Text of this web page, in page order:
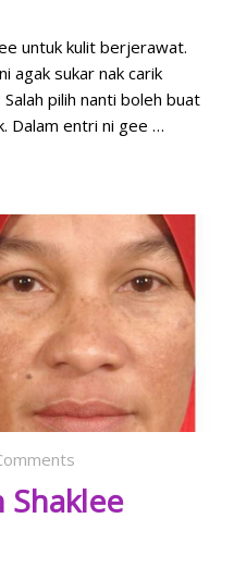
untuk kulit berjerawat.
agak sukar nak carik
pilih nanti boleh buat
Dalam entri ni gee …